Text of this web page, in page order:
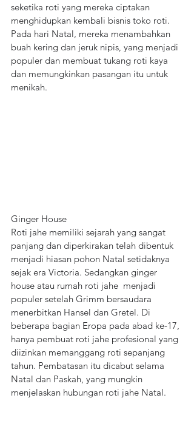
seketika roti yang mereka ciptakan
menghidupkan kembali bisnis toko roti.
Pada hari Natal, mereka menambahkan
buah kering dan jeruk nipis, yang menjadi
populer dan membuat tukang roti kaya
dan memungkinkan pasangan itu untuk
menikah.
Ginger House
Roti jahe memiliki sejarah yang sangat
panjang dan diperkirakan telah dibentuk
menjadi hiasan pohon Natal setidaknya
sejak era Victoria. Sedangkan ginger
house atau rumah roti jahe menjadi
populer setelah Grimm bersaudara
menerbitkan Hansel dan Gretel. Di
beberapa bagian Eropa pada abad ke-17,
hanya pembuat roti jahe profesional yang
diizinkan memanggang roti sepanjang
tahun. Pembatasan itu dicabut selama
Natal dan Paskah, yang mungkin
menjelaskan hubungan roti jahe Natal.